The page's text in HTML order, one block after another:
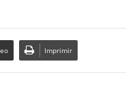
Imprimir